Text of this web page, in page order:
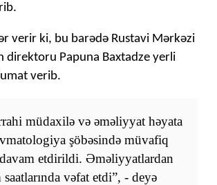
verir ki, bu barədə Rustavi Mərkəzi
direktoru Papuna Baxtadze yerli
verib.
müdaxilə və əməliyyat həyata
şöbəsində müvafiq
etdirildi. Əməliyyatlardan
saatlarında vəfat etdi”, - deyə